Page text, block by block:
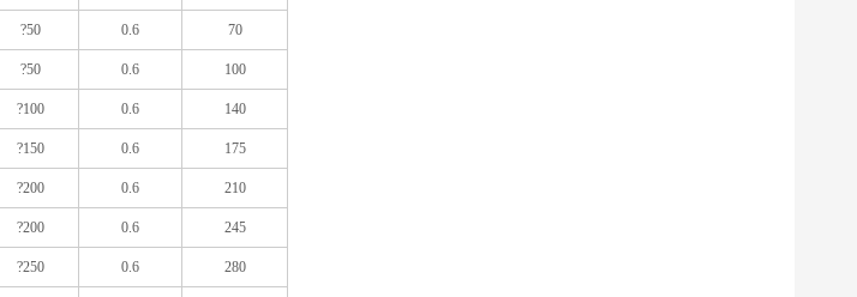
?50 0.6 70
?50 0.6 100
?100 0.6 140
?150 0.6 175
?200 0.6 210
?200 0.6 245
?250 0.6 280